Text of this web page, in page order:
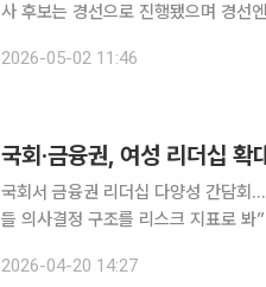
사 후보는 경선으로 진행됐으며 경선
국민 여론조사(50%)를 실시한 결과
2026-05-02 11:46
국회·금융권, 여성 리더십
국회서 금융권 리더십 다양성 간담회
들 의사결정 구조를 리스크 지표로 봐” 제도적 강제성 주문 금
회와 금융권에서 나왔다. 특히 여성
2026-04-20 14:27